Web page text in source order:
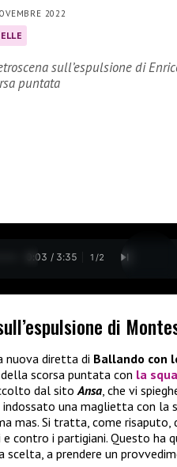
2022
sull’espulsione di
puntata
0:04 / 3:35 1 /2
di
nuova diretta di Ballando con
scorsa puntata con la
dal sitoAnsa, che vi
una maglietta con la
mas. Si tratta, come
contro i partigiani. Questo ha
scelta, a prendere un